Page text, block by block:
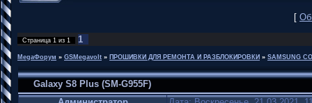
[
Страница 1 из 1 1
MegaФорум » GSMegavolt » ПРОШИВКИ ДЛЯ РЕМОНТА И РАЗБЛОКИРОВКИ » SAMSUNG
Galaxy S8 Plus (SM-G955F)